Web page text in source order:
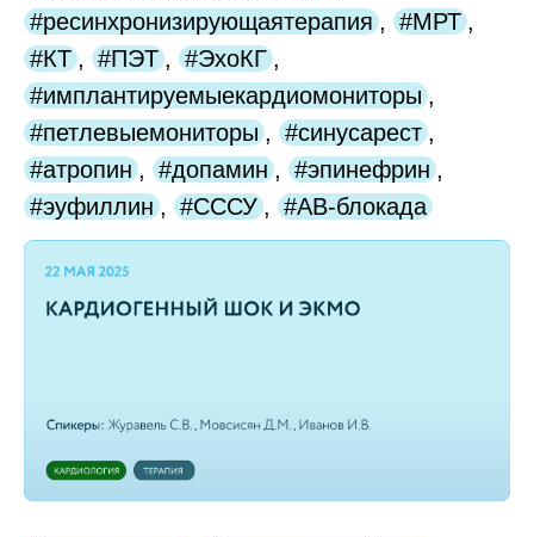
#ресинхронизирующаятерапия , #МРТ ,
#КТ , #ПЭТ , #ЭхоКГ ,
#имплантируемыекардиомониторы ,
#петлевыемониторы , #синусарест ,
#атропин , #допамин , #эпинефрин ,
#эуфиллин , #СССУ , #АВ-блокада